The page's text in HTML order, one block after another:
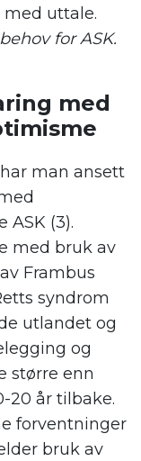
uttale.
for ASK.
med
man ansett
(3).
med bruk av
Frambus
syndrom
utlandet og
og
større enn
20 år tilbake.
forventninger
bruk av